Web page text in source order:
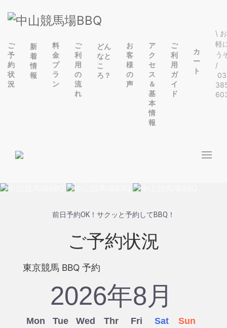
ご
予
約
状
況
新
着
情
報
料
金
プ
ラ
ン
ご
利
用
の
流
れ
どん
なと
こ
ろ？
お
客
様
の
声
ア
ク
セ
ス
＆
基
本
情
報
ご
利
用
ガ
イ
ド
カ
ー
ト
\
軽
う
/
前日予約OK！サクッと予約してBBQ！
ご予約状況
東京競馬 BBQ 予約
2026年8月
Mon Tue Wed Thr Fri Sat Sun